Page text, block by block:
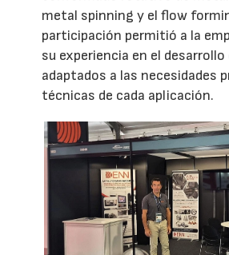
metal spinning y el flow
participación permitió a la
su experiencia en el desarrollo
adaptados a las necesidades
técnicas de cada aplicación.